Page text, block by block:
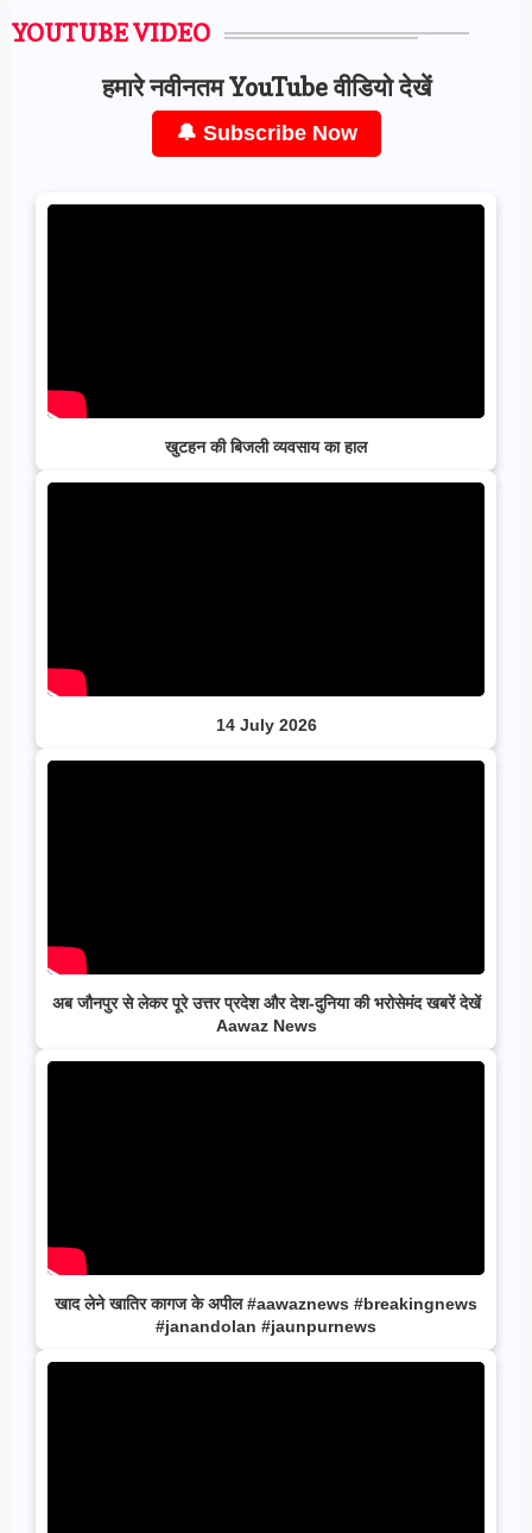
YOUTUBE VIDEO
हमारे नवीनतम YouTube वीडियो देखें
🔔 Subscribe Now
खुटहन की बिजली व्यवसाय का हाल
14 July 2026
अब जौनपुर से लेकर पूरे उत्तर प्रदेश और देश-दुनिया की भरोसेमंद खबरें देखें
Aawaz News
खाद लेने खातिर कागज के अपील #aawaznews #breakingnews
#janandolan #jaunpurnews